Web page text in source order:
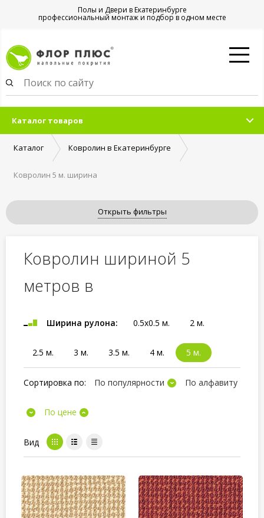
Полы и Двери в Екатеринбурге
профессиональный монтаж и подбор в одном месте
Каталог товаров
Каталог Ковролин в Екатеринбурге
Ковролин 5 м. ширина
Открыть фильтры
Ковролин шириной 5
метров в
Ширина рулона: 0.5x0.5 м. 2 м.
2.5 м. 3 м. 3.5 м. 4 м. 5 м.
Сортировка по: По популярности По алфавиту
По цене
Вид